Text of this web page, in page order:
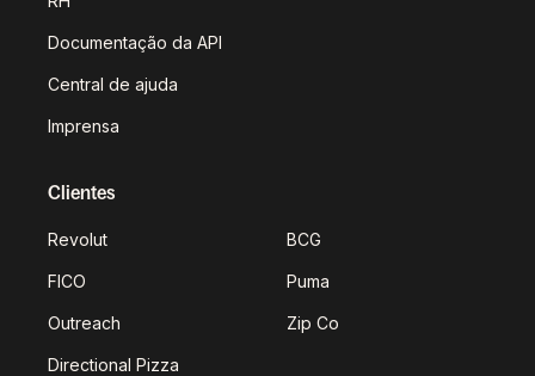
Documentação da API
Central de ajuda
Imprensa
Clientes
Revolut BCG
FICO Puma
Outreach Zip Co
Directional Pizza